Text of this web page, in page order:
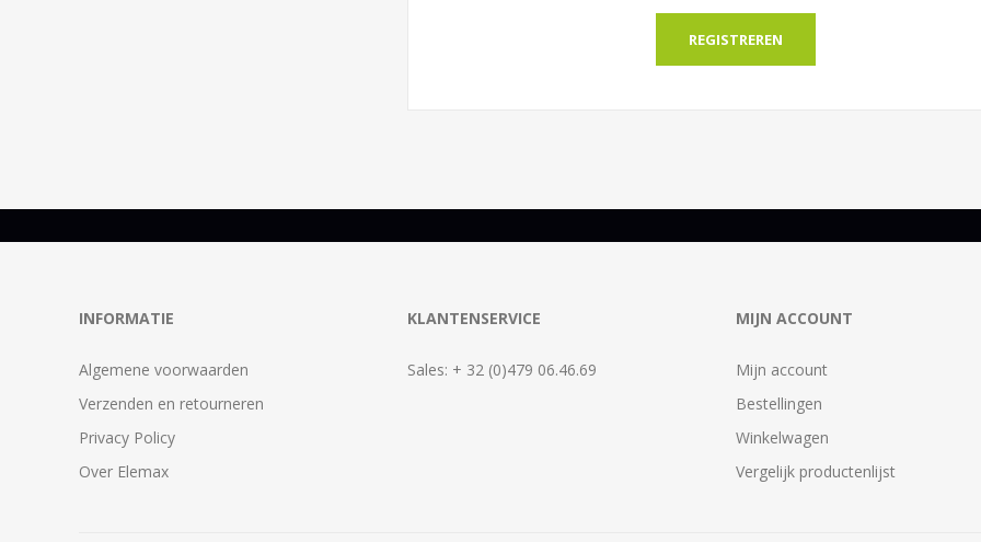
INFORMATIE
Algemene voorwaarden
Verzenden en retourneren
Privacy Policy
Over Elemax
KLANTENSERVICE
Sales: + 32 (0)479 06.46.69
MIJN ACCOUNT
Mijn account
Bestellingen
Winkelwagen
Vergelijk productenlijst